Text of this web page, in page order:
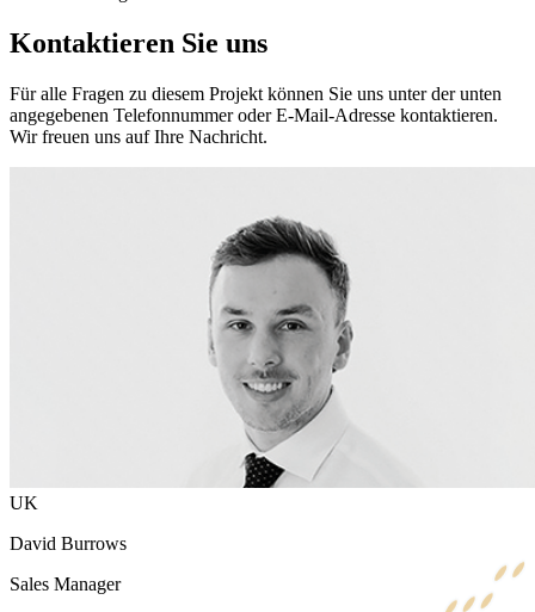
Kontaktieren Sie uns
Für alle Fragen zu diesem Projekt können Sie uns unter der unten
angegebenen Telefonnummer oder E-Mail-Adresse kontaktieren.
Wir freuen uns auf Ihre Nachricht.
UK
David Burrows
Sales Manager